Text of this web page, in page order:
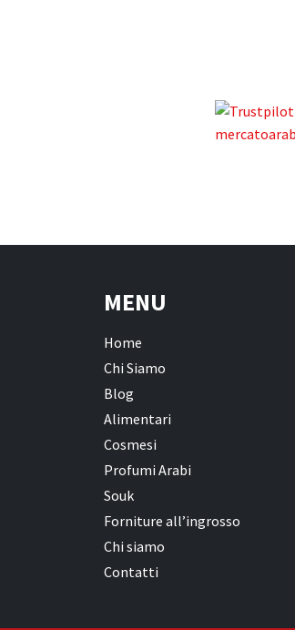
MENU
Home
Chi Siamo
Blog
Alimentari
Cosmesi
Profumi Arabi
Souk
Forniture all’ingrosso
Chi siamo
Contatti